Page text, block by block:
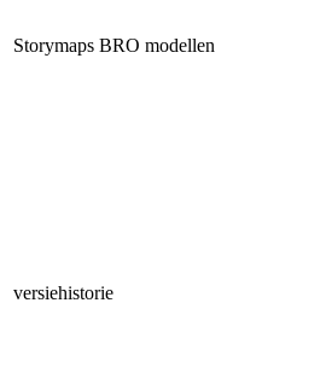
Storymaps BRO modellen
versiehistorie